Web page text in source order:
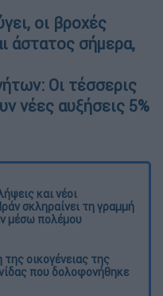
οι βροχές
άστατος σήμερα,
Οι τέσσερις
νέες αυξήσεις 5%
και νέοι
σκληραίνει τη γραμμή
μέσω πολέμου
οικογένειας της
που δολοφονήθηκε